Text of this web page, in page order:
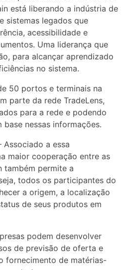
está liberando a indústria de
sistemas legados que
acessibilidade e
Uma liderança que
para alcançar aprendizado
no sistema.
50 portos e terminais na
parte da rede TradeLens,
para a rede e podendo
nessas informações.
Associado a essa
maior cooperação entre as
também permite a
todos os participantes do
a origem, a localização
de seus produtos em
podem desenvolver
de previsão de oferta e
fornecimento de matérias-